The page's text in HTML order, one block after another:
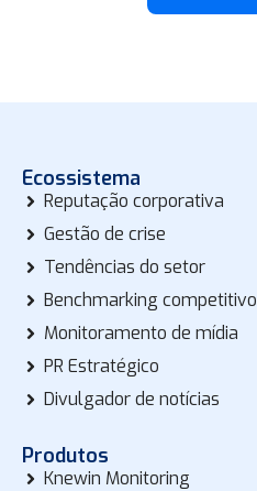
Ecossistema
Reputação corporativa
Gestão de crise
Tendências do setor
Benchmarking competitivo
Monitoramento de mídia
PR Estratégico
Divulgador de notícias
Produtos
Knewin Monitoring